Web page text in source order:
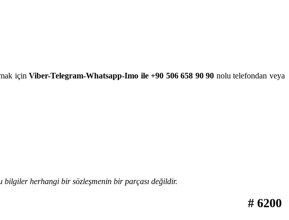
için Viber-Telegram-Whatsapp-Imo ile +90 506 658 90 90 nolu telefondan veya
bilgiler herhangi bir sözleşmenin bir parçası değildir.
# 6200